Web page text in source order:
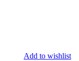
Add to wishlist